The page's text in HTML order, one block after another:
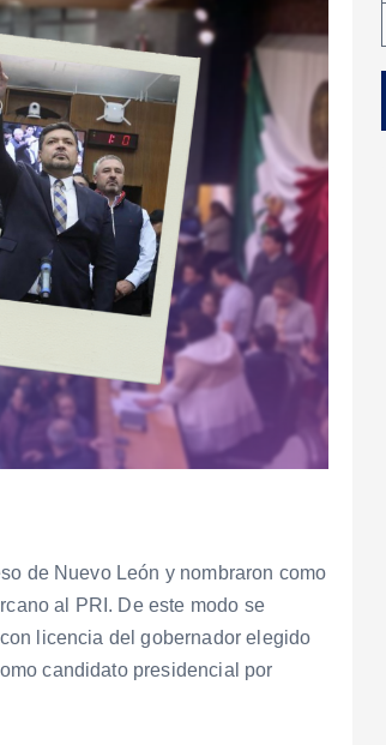
de Nuevo León y nombraron como
al PRI. De este modo se
licencia del gobernador elegido
candidato presidencial por